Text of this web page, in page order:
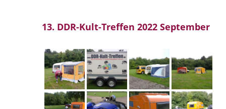
13. DDR-Kult-Treffen 2022 September